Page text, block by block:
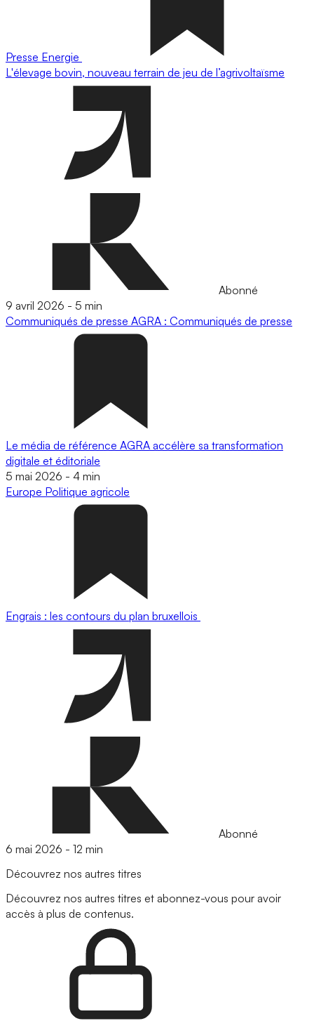
Presse Energie
L'élevage bovin, nouveau terrain de jeu de l’agrivoltaïsme
Abonné
9 avril 2026 - 5 min
Communiqués de presse AGRA : Communiqués de presse
Le média de référence AGRA accélère sa transformation
digitale et éditoriale
5 mai 2026 - 4 min
Europe Politique agricole
Engrais : les contours du plan bruxellois
Abonné
6 mai 2026 - 12 min
Découvrez nos autres titres
Découvrez nos autres titres et abonnez-vous pour avoir
accès à plus de contenus.